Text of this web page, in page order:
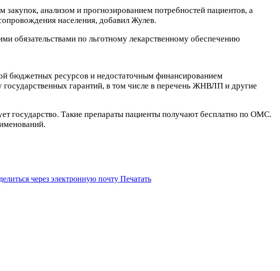
анализом и прогнозированием потребностей пациентов, а
населения, добавил Жулев.
обязательствами по льготному лекарственному обеспечению
бюджетных ресурсов и недостаточным финансированием
гарантий, в том числе в перечень ЖНВЛП и другие
государство. Такие препараты пациенты получают бесплатно по ОМС.
через электронную почту Печатать